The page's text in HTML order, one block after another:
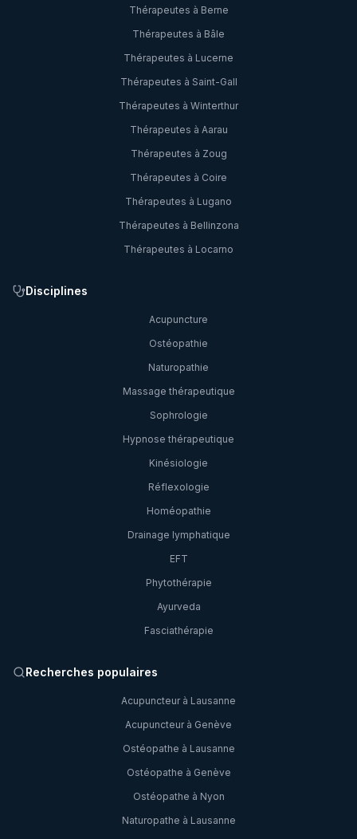
Thérapeutes à Berne
Thérapeutes à Bâle
Thérapeutes à Lucerne
Thérapeutes à Saint-Gall
Thérapeutes à Winterthur
Thérapeutes à Aarau
Thérapeutes à Zoug
Thérapeutes à Coire
Thérapeutes à Lugano
Thérapeutes à Bellinzona
Thérapeutes à Locarno
Disciplines
Acupuncture
Ostéopathie
Naturopathie
Massage thérapeutique
Sophrologie
Hypnose thérapeutique
Kinésiologie
Réflexologie
Homéopathie
Drainage lymphatique
EFT
Phytothérapie
Ayurveda
Fasciathérapie
Recherches populaires
Acupuncteur à Lausanne
Acupuncteur à Genève
Ostéopathe à Lausanne
Ostéopathe à Genève
Ostéopathe à Nyon
Naturopathe à Lausanne